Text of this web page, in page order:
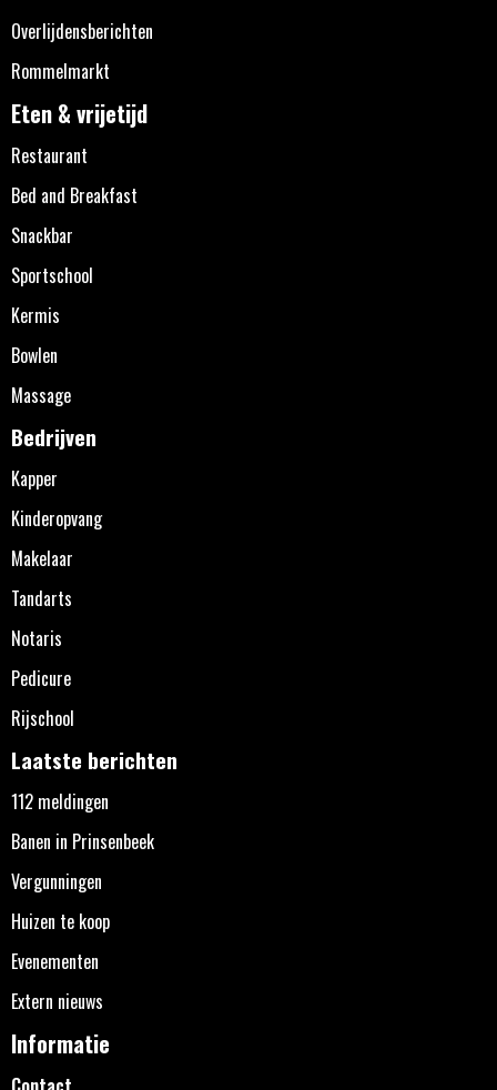
Overlijdensberichten
Rommelmarkt
Eten & vrijetijd
Restaurant
Bed and Breakfast
Snackbar
Sportschool
Kermis
Bowlen
Massage
Bedrijven
Kapper
Kinderopvang
Makelaar
Tandarts
Notaris
Pedicure
Rijschool
Laatste berichten
112 meldingen
Banen in Prinsenbeek
Vergunningen
Huizen te koop
Evenementen
Extern nieuws
Informatie